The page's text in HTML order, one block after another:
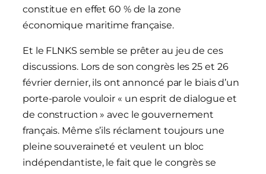
constitue en effet 60 % de la zone
économique maritime française.
Et le FLNKS semble se prêter au jeu de ces
discussions. Lors de son congrès les 25 et 26
février dernier, ils ont annoncé par le biais d’un
porte-parole vouloir « un esprit de dialogue et
de construction » avec le gouvernement
français. Même s’ils réclament toujours une
pleine souveraineté et veulent un bloc
indépendantiste, le fait que le congrès se